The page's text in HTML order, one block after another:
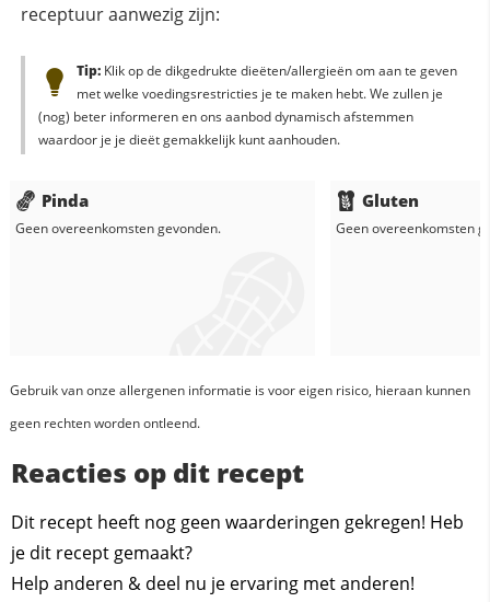
receptuur aanwezig zijn:
Tip:Klik op de dikgedrukte dieëten/allergieën om aan te geven
met welke voedingsrestricties je te maken hebt. We zullen je
(nog) beter informeren en ons aanbod dynamisch afstemmen
waardoor je je dieët gemakkelijk kunt aanhouden.
Pinda
Geen overeenkomsten gevonden.
Gluten
Geen overeenkomsten
Gebruik van onze allergenen informatie is voor eigen risico, hieraan kunnen
geen rechten worden ontleend.
Reacties op dit recept
Dit recept heeft nog geen waarderingen gekregen! Heb
je dit recept gemaakt?
Help anderen & deel nu je ervaring met anderen!